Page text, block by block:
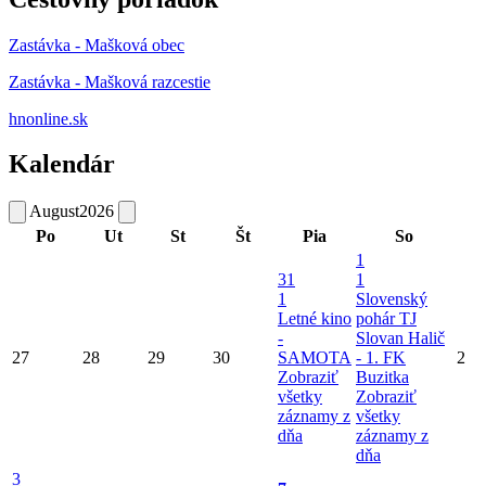
Zastávka - Mašková obec
Zastávka - Mašková razcestie
hnonline.sk
Kalendár
August2026
Po
Ut St Št Pia So
27 28 29 30
31
1
Letné kino
-
SAMOTA
Zobraziť
všetky
záznamy z
dňa
1
1
Slovenský
pohár TJ
Slovan Halič
- 1. FK
Buzitka
Zobraziť
všetky
záznamy z
dňa
2
3